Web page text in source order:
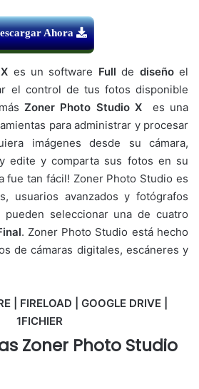
Ahora
es un software Full de diseñoel
el control de tus fotos disponible
Zoner Photo Studio X
es una
para administrar y procesar
imágenes desde su cámara,
edite y comparta sus fotos en su
fue tan fácil! Zoner Photo Studio es
usuarios avanzados y fotógrafos
pueden seleccionar una de cuatro
. Zoner Photo Studio está hecho
de cámaras digitales, escáneres y
| FIRELOAD | GOOGLE DRIVE |
1FICHIER
Zoner Photo Studio